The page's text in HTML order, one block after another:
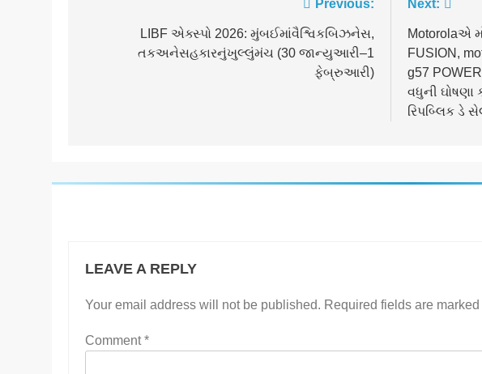
navigation
Previous:
LIBF એક્સ્પો 2026: મુંબઈમાંવૈશ્વિકબિઝનેસ,
તકઅનેસહકારનુંખુલ્લુંમંચ (30 જાન્યુઆરી–1
ફેબ્રુઆરી)
Next:
Motorolaએ
FUSION,
g57
વધુની ઘોષણા
રિપબ્લિક ડે
LEAVE A REPLY
Your email address will not be published. Required fields are marked
Comment*